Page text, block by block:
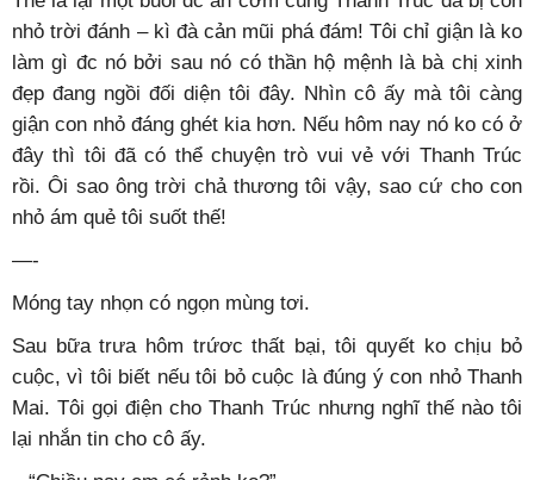
nhỏ trời đánh – kì đà cản mũi phá đám! Tôi chỉ giận là ko
làm gì đc nó bởi sau nó có thần hộ mệnh là bà chị xinh
đẹp đang ngồi đối diện tôi đây. Nhìn cô ấy mà tôi càng
giận con nhỏ đáng ghét kia hơn. Nếu hôm nay nó ko có ở
đây thì tôi đã có thể chuyện trò vui vẻ với Thanh Trúc
rồi. Ôi sao ông trời chả thương tôi vậy, sao cứ cho con
nhỏ ám quẻ tôi suốt thế!
—-
Móng tay nhọn có ngọn mùng tơi.
Sau bữa trưa hôm trứơc thất bại, tôi quyết ko chịu bỏ
cuộc, vì tôi biết nếu tôi bỏ cuộc là đúng ý con nhỏ Thanh
Mai. Tôi gọi điện cho Thanh Trúc nhưng nghĩ thế nào tôi
lại nhắn tin cho cô ấy.